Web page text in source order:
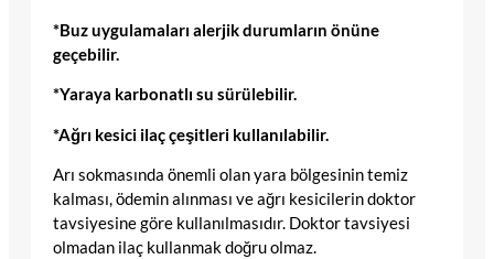
*Buz uygulamaları alerjik durumların önüne
geçebilir.
*Yaraya karbonatlı su sürülebilir.
*Ağrı kesici ilaç çeşitleri kullanılabilir.
Arı sokmasında önemli olan yara bölgesinin temiz
kalması, ödemin alınması ve ağrı kesicilerin doktor
tavsiyesine göre kullanılmasıdır. Doktor tavsiyesi
olmadan ilaç kullanmak doğru olmaz.